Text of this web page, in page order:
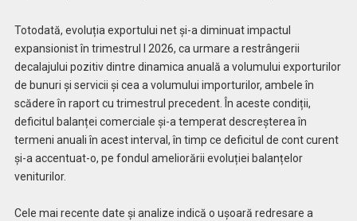
Totodată, evoluția exportului net și-a diminuat impactul
expansionist în trimestrul I 2026, ca urmare a restrângerii
decalajului pozitiv dintre dinamica anuală a volumului exporturilor
de bunuri și servicii și cea a volumului importurilor, ambele în
scădere în raport cu trimestrul precedent. În aceste condiții,
deficitul balanței comerciale și-a temperat descreșterea în
termeni anuali în acest interval, în timp ce deficitul de cont curent
și-a accentuat-o, pe fondul ameliorării evoluției balanțelor
veniturilor.
Cele mai recente date și analize indică o ușoară redresare a